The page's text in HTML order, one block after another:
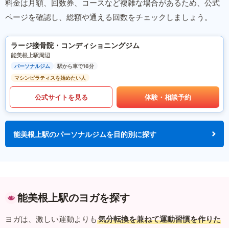
料金は月額、回数券、コースなど複雑な場合があるため、公式
ページを確認し、総額や通える回数をチェックしましょう。
ラージ接骨院・コンディショニングジム
能美根上駅周辺
パーソナルジム
駅から車で16分
マシンピラティスを始めたい人
公式サイトを見る 体験・相談予約
能美根上駅のパーソナルジムを目的別に探す
能美根上駅のヨガを探す
ヨガは、激しい運動よりも 気分転換を兼ねて運動習慣を作りた